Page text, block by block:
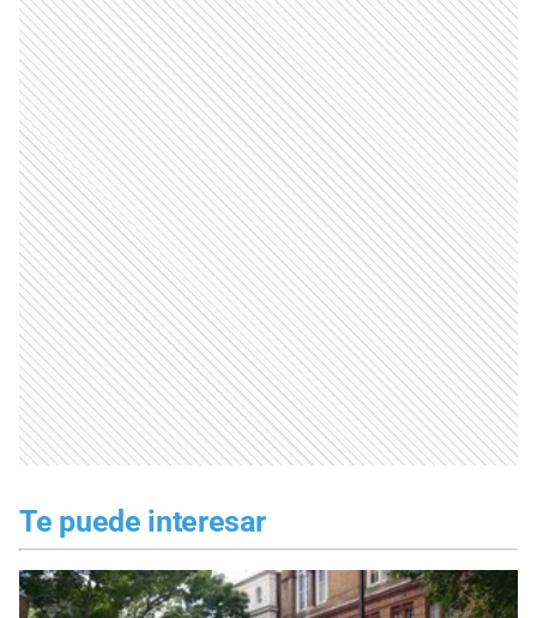
Te puede interesar